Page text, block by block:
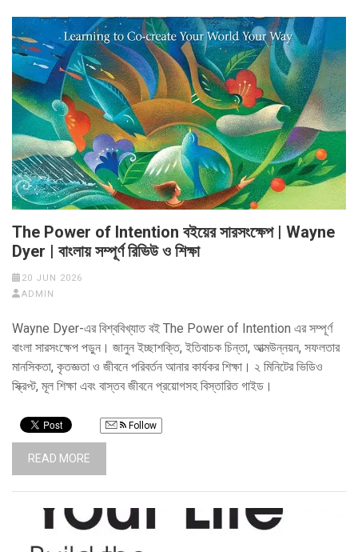
The Power of Intention বইয়ের সারসংক্ষেপ | Wayne
Dyer | বাংলায় সম্পূর্ণ রিভিউ ও শিক্ষা
20 JUN 2026
ADMIN
Wayne Dyer-এর বিশ্ববিখ্যাত বই The Power of Intention এর সম্পূর্ণ
বাংলা সারসংক্ষেপ পড়ুন। জানুন ইচ্ছাশক্তি, ইতিবাচক চিন্তা, আত্মউন্নয়ন, সফলতার
মানসিকতা, কৃতজ্ঞতা ও জীবনে পরিবর্তন আনার কার্যকর শিক্ষা। ২ মিনিটের ভিডিও
স্ক্রিপ্ট, মূল শিক্ষা এবং বাস্তব জীবনে প্রয়োগসহ বিস্তারিত গাইড।
Follow
READ MORE